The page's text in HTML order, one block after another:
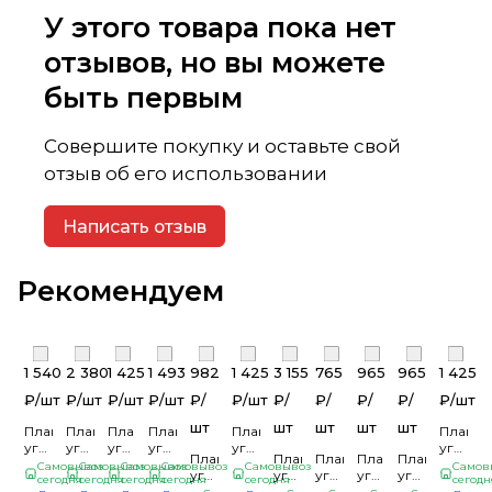
У этого товара пока нет
отзывов, но вы можете
быть первым
Совершите покупку и оставьте свой
отзыв об его использовании
Написать отзыв
Рекомендуем
1 540
₽/шт
Планка
угла
внутреннего
сложного
Самовывоз
сегодня
2 380
₽/шт
Планка
угла
наружного
сложного
Самовывоз
сегодня
1 425
₽/шт
Планка
угла
наружного
сложного
Самовывоз
сегодня
1 493
₽/шт
Планка
угла
наружного
сложного
Самовывоз
сегодня
982
₽/
шт
Планка
угла
1 425
₽/шт
Планка
угла
наружного
сложного
Самовывоз
сегодня
3 155
₽/
шт
Планка
угла
765
₽/
шт
Планка
угла
965
₽/
шт
Планка
угла
965
₽/
шт
Планка
угла
1 425
₽/шт
Планка
угла